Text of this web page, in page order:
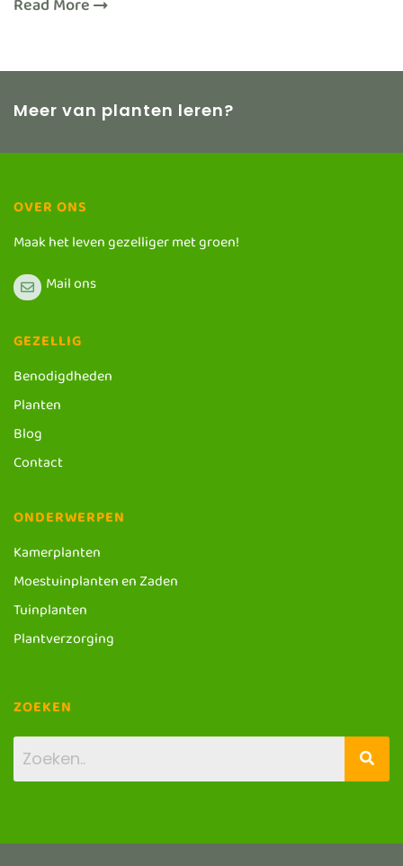
Read More
Meer van planten leren?
OVER ONS
Maak het leven gezelliger met groen!
Mail ons
GEZELLIG
Benodigdheden
Planten
Blog
Contact
ONDERWERPEN
Kamerplanten
Moestuinplanten en Zaden
Tuinplanten
Plantverzorging
ZOEKEN